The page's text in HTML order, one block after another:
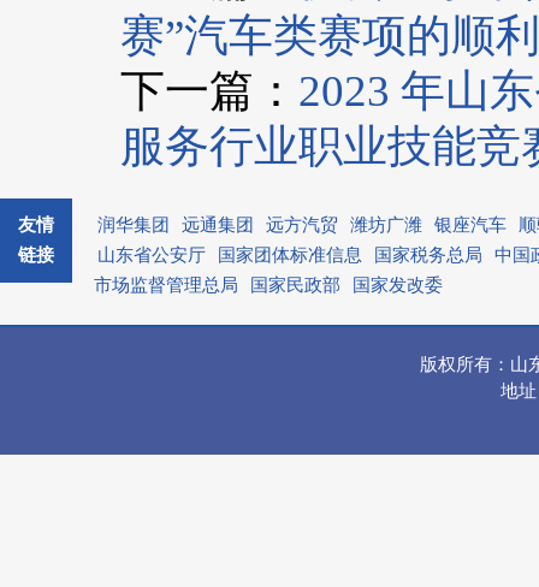
赛”汽车类赛项的顺
下一篇： 2023 年山
服务行业职业技能竞
友情
链接
润华集团 远通集团 远方汽贸 潍坊广潍 银座汽车
山东省公安厅
国家团体标准信息 国家税务总局
中国
市场监督管理总局
国家民政部 国家发改委
版权所有：山
地址